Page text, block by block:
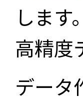
しま
高精度
データ